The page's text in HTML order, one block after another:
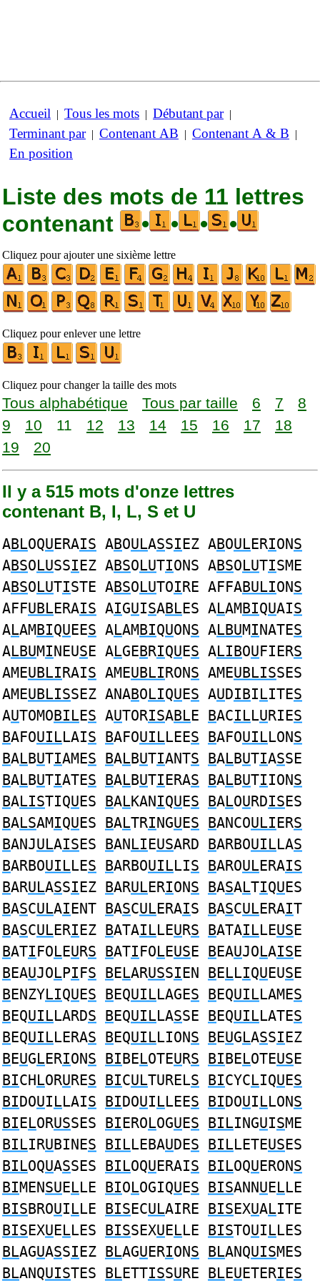
Accueil | Tous les mots | Débutant par|
Terminant par| Contenant AB | Contenant A & B |
En position
Liste des mots de 11 lettres
contenant
• • • •
Cliquez pour ajouter une sixième lettre
Cliquez pour enlever une lettre
Cliquez pour changer la taille des mots
Tous alphabétique Tous par taille 6 7
8
9
10 11 12 13 14 15 16 17
18
19
20
Il y a 515 mots d'onze lettres
contenant B, I, L, S et U
ABLOQUERAIS ABOULASSIEZ ABOULERIONS
ABSOLUSSIEZ ABSOLUTIONS ABSOLUTISME
ABSOLUTISTE ABSOLUTOIRE AFFABULIONS
AFFUBLERAIS AIGUISABLES ALAMBIQUAIS
ALAMBIQUEES ALAMBIQUONS ALBUMINATES
ALBUMINEUSE ALGEBRIQUES ALIBOUFIERS
AMEUBLIRAIS AMEUBLIRONS AMEUBLISSES
AMEUBLISSEZ ANABOLIQUES AUDIBILITES
AUTOMOBILES AUTORISABLE BACILLURIES
BAFOUILLAIS BAFOUILLEES BAFOUILLONS
BALBUTIAMES BALBUTIANTS BALBUTIASSE
BALBUTIATES BALBUTIERAS BALBUTIIONS
BALISTIQUES BALKANIQUES BALOURDISES
BALSAMIQUES BALTRINGUES BANCOULIERS
BANJULAISES BANLIEUSARD BARBOUILLAS
BARBOUILLES BARBOUILLIS BAROULERAIS
BARULASSIEZ BARULERIONS BASALTIQUES
BASCULAIENT BASCULERAIS BASCULERAIT
BASCULERIEZ BATAILLEURS BATAILLEUSE
BATIFOLEURS BATIFOLEUSE BEAUJOLAISE
BEAUJOLPIFS BELARUSSIEN BELLIQUEUSE
BENZYLIQUES BEQUILLAGES BEQUILLAMES
BEQUILLARDS BEQUILLASSE BEQUILLATES
BEQUILLERAS BEQUILLIONS BEUGLASSIEZ
BEUGLERIONS BIBELOTEURS BIBELOTEUSE
BICHLORURES BICULTURELS BICYCLIQUES
BIDOUILLAIS BIDOUILLEES BIDOUILLONS
BIELORUSSES BIEROLOGUES BILINGUISME
BILIRUBINES BILLEBAUDES BILLETEUSES
BILOQUASSES BILOQUERAIS BILOQUERONS
BIMENSUELLE BIOLOGIQUES BISANNUELLE
BISBROUILLE BISECULAIRE BISEXUALITE
BISEXUELLES BISSEXUELLE BISTOUILLES
BLAGUASSIEZ BLAGUERIONS BLANQUISMES
BLANQUISTES BLETTISSURE BLEUETERIES